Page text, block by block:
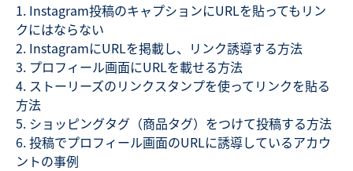
Instagram投稿のキャプションにURLを貼ってもリン
クにはならない
InstagramにURLを掲載し、リンク誘導する方法
プロフィール画面にURLを載せる方法
ストーリーズのリンクスタンプを使ってリンクを貼る
方法
ショッピングタグ（商品タグ）をつけて投稿する方法
投稿でプロフィール画面のURLに誘導しているアカウ
ントの事例